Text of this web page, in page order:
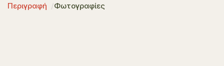
Περιγραφή Φωτογραφίες